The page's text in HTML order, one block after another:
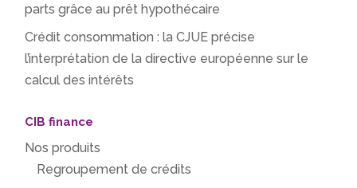
parts grâce au prêt hypothécaire
Crédit consommation : la CJUE précise
l’interprétation de la directive européenne sur le
calcul des intérêts
CIB finance
Nos produits
Regroupement de crédits